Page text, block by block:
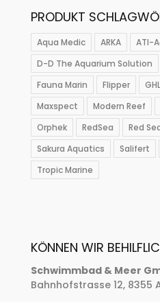
PRODUKT
Aqua Medic ARKA ATI-
D-D The Aquarium Solution
Fauna Marin
Flipper GHL
Maxspect
Modern Reef
Orphek
RedSea Red
Sakura Aquatics
Salifert
Tropic Marine
KÖNNEN WIR
Schwimmbad & Meer
Bahnhofstrasse 12, 8355